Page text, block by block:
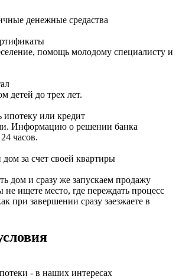
денежные средаства
помощь молодому специалисту и
детей до трех лет.
или кредит
Информацию о решении банка
часов.
за счет своей квартиры
дом и сразу же запускаем продажу
ищете место, где переждать процесс
при завершении сразу заезжаете в
- в наших интересах